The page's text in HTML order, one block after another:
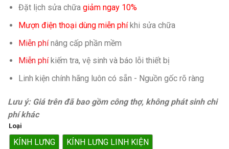
Đặt lịch sửa chữa giảm ngay 10%
Mượn điện thoại dùng miễn phíkhi sửa chữa
Miễn phínâng cấp phần mềm
Miễn phíkiếm tra, vệ sinh và báo lỗi thiết bị
Linh kiện chính hãng luôn có sẵn - Nguồn gốc rõ ràng
Lưu ý: Giá trên đã bao gồm công thợ, không phát sinh chi
phí khác
Loại
KÍNH LƯNG KÍNH LƯNG LINH KIỆN